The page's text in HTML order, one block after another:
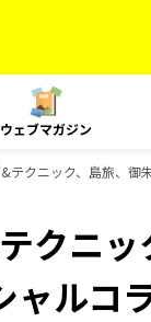
ウェブマガジン
テクニック、島旅、御
ニッ
ャルコ